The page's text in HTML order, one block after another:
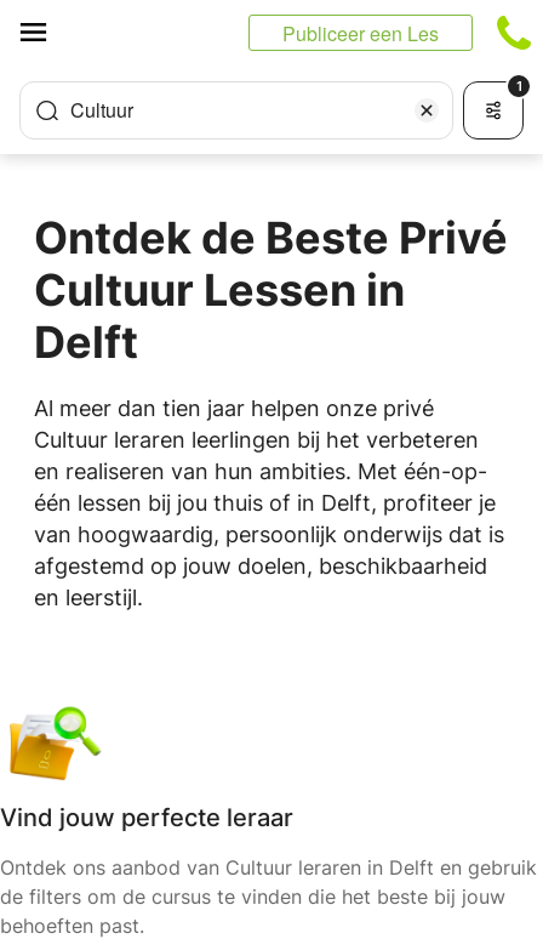
Publiceer een Les
Cultuur
1
Ontdek de Beste Privé
Cultuur Lessen in
Delft
Al meer dan tien jaar helpen onze privé
Cultuur leraren leerlingen bij het verbeteren
en realiseren van hun ambities. Met één-op-
één lessen bij jou thuis of in Delft, profiteer je
van hoogwaardig, persoonlijk onderwijs dat is
afgestemd op jouw doelen, beschikbaarheid
en leerstijl.
Vind jouw perfecte leraar
Ontdek ons aanbod van Cultuur leraren in Delft en gebruik
de filters om de cursus te vinden die het beste bij jouw
behoeften past.